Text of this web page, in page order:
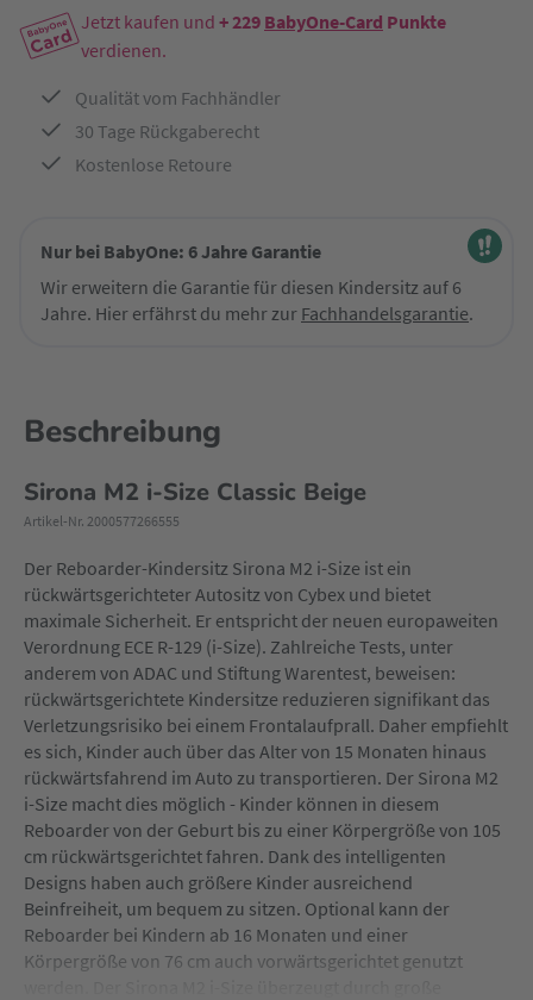
Jetzt kaufen und + 229 BabyOne-Card Punkte
verdienen.
Qualität vom Fachhändler
30 Tage Rückgaberecht
Kostenlose Retoure
Nur bei BabyOne: 6 Jahre Garantie
Wir erweitern die Garantie für diesen Kindersitz auf 6
Jahre. Hier erfährst du mehr zur Fachhandelsgarantie.
Beschreibung
Sirona M2 i-Size Classic Beige
Artikel-Nr. 2000577266555
Der Reboarder-Kindersitz Sirona M2 i-Size ist ein
rückwärtsgerichteter Autositz von Cybex und bietet
maximale Sicherheit. Er entspricht der neuen europaweiten
Verordnung ECE R-129 (i-Size). Zahlreiche Tests, unter
anderem von ADAC und Stiftung Warentest, beweisen:
rückwärtsgerichtete Kindersitze reduzieren signifikant das
Verletzungsrisiko bei einem Frontalaufprall. Daher empfiehlt
es sich, Kinder auch über das Alter von 15 Monaten hinaus
rückwärtsfahrend im Auto zu transportieren. Der Sirona M2
i-Size macht dies möglich - Kinder können in diesem
Reboarder von der Geburt bis zu einer Körpergröße von 105
cm rückwärtsgerichtet fahren. Dank des intelligenten
Designs haben auch größere Kinder ausreichend
Beinfreiheit, um bequem zu sitzen. Optional kann der
Reboarder bei Kindern ab 16 Monaten und einer
Körpergröße von 76 cm auch vorwärtsgerichtet genutzt